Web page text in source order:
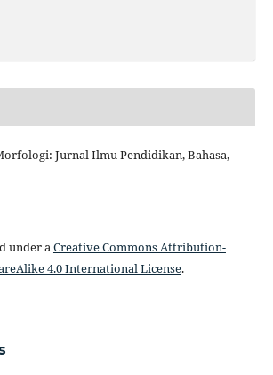
Jurnal Ilmu Pendidikan, Bahasa,
under aCreative Commons Attribution-
4.0 International License.